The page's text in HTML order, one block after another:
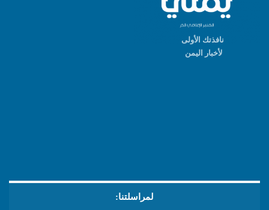
نافذتك الأولى
لأخبار اليمن
لمراسلتنا: